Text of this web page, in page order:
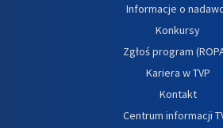
Informacje o
Konkursy
Zgłoś program
Kariera w TVP
Kontakt
Centrum informacji